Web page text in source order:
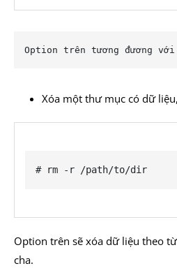
Option trên tương đương
Xóa một thư mục có dữ
# rm -r /path/to/dir
Option trên sẽ xóa dữ liệu theo
cha.